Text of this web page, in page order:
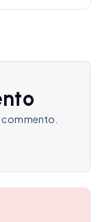
commento.